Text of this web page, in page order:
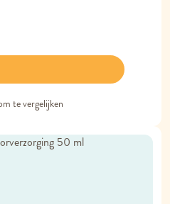
te vergelijken